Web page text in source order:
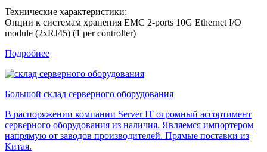
Технические характеристики:
Опции к системам хранения EMC 2-ports 10G Ethernet I/O
module (2xRJ45) (1 per controller)
Подробнее
Большой склад серверного оборудования
В распоряжении компании Server IT огромный ассортимент
серверного оборудования из наличия. Являемся импортером
напрямую от заводов производителей. Прямые поставки из
Китая.